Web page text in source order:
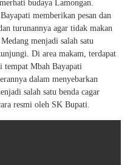
budaya Lamongan.
memberikan pesan dan
turunannya agar tidak makan
menjadi salah satu
Di area makam, terdapat
tempat Mbah Bayapati
dalam menyebarkan
salah satu benda cagar
resmi oleh SK Bupati.